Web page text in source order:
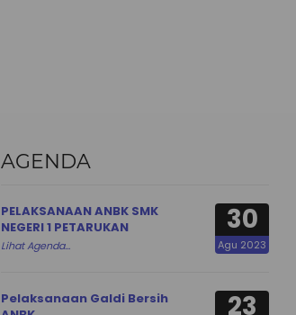
AGENDA
30
Agu 2023
PELAKSANAAN ANBK SMK
NEGERI 1 PETARUKAN
Lihat Agenda...
23
Pelaksanaan Galdi Bersih